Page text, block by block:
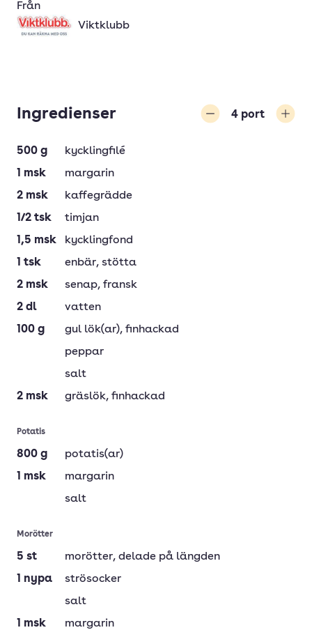
Från
Viktklubb
Ingredienser 4 port
500 g
kycklingfilé
1 msk
margarin
2 msk
kaffegrädde
1/2 tsk
timjan
1,5 msk
kycklingfond
1 tsk enbär, stötta
2 msk senap, fransk
2 dl
vatten
100 g gul lök(ar), finhackad
peppar
salt
2 msk gräslök, finhackad
Potatis
800 g
potatis(ar)
1 msk
margarin
salt
Morötter
5 st morötter, delade på längden
1 nypa
strösocker
salt
1 msk margarin